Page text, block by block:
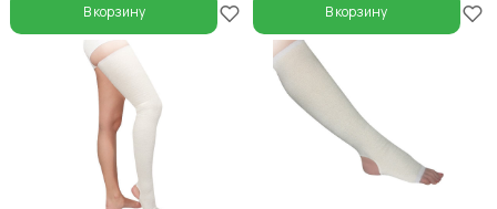
В корзину В корзину